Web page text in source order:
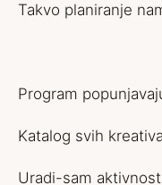
Takvo planiranje
Program
Katalog svih
Uradi-sam